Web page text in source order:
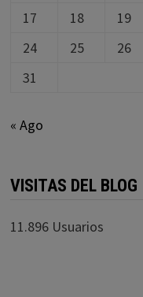
17
18 19
24
25 26
31
« Ago
VISITAS DEL BLOG
11.896 Usuarios